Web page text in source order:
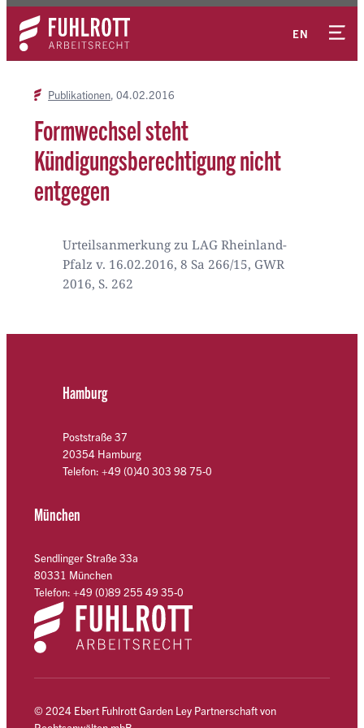
Zum
Inhalt
springen
EN
Kontakt
Publikationen 04.02.2016
Formwechsel steht
Kündigungsberechtigung nicht
entgegen
Urteilsanmerkung zu LAG Rheinland-
Pfalz v. 16.02.2016, 8 Sa 266/15, GWR
2016, S. 262
Hamburg
Poststraße 37
20354 Hamburg
Telefon: +49 (0)40 303 98 75-0
München
Sendlinger Straße 33a
80331 München
Telefon: +49 (0)89 255 49 35-0
© 2024 Ebert Fuhlrott Garden Ley Partnerschaft von